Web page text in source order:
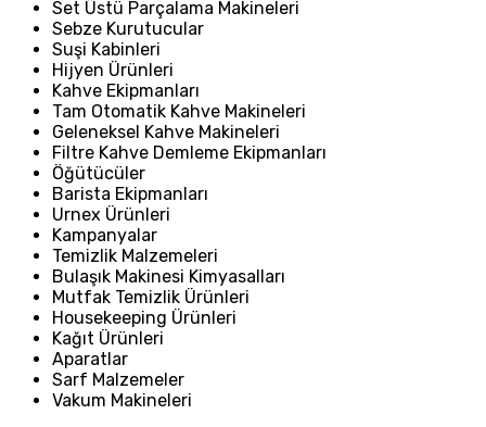
Set Üstü Parçalama Makineleri
Sebze Kurutucular
Suşi Kabinleri
Hijyen Ürünleri
Kahve Ekipmanları
Tam Otomatik Kahve Makineleri
Geleneksel Kahve Makineleri
Filtre Kahve Demleme Ekipmanları
Öğütücüler
Barista Ekipmanları
Urnex Ürünleri
Kampanyalar
Temizlik Malzemeleri
Bulaşık Makinesi Kimyasalları
Mutfak Temizlik Ürünleri
Housekeeping Ürünleri
Kağıt Ürünleri
Aparatlar
Sarf Malzemeler
Vakum Makineleri